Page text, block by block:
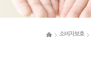
소비자보호